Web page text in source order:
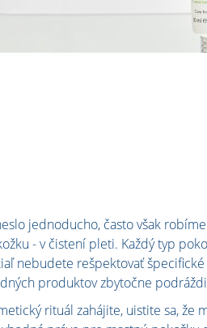
jednoducho, často však
- v čistení pleti. Každý typ
nebudete rešpektovať
produktov zbytočne
rituál zahájite, uistite sa, že